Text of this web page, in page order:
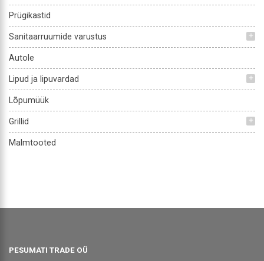
Prügikastid
Sanitaarruumide varustus add
Autole
Lipud ja lipuvardad add
Lõpumüük
Grillid add
Malmtooted
PESUMATI TRADE OÜ